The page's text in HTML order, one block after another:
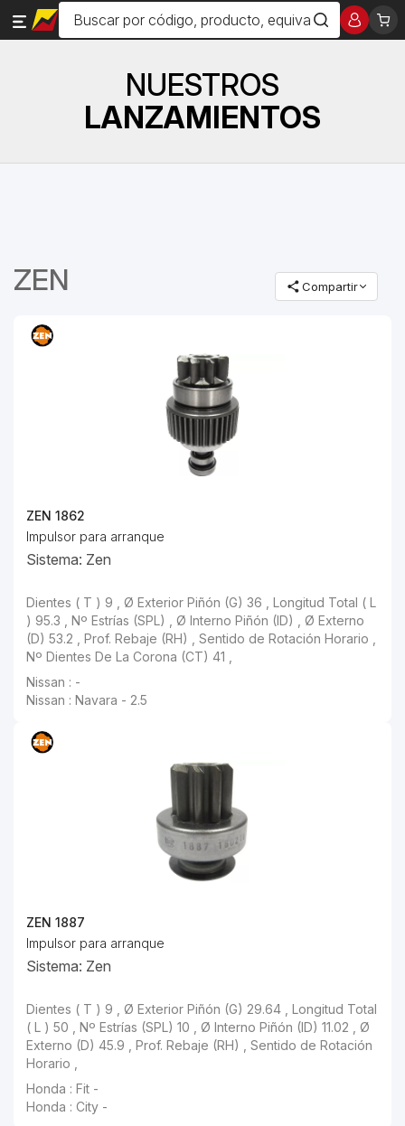
NUESTROS
LANZAMIENTOS
ZEN Compartir
ZEN 1862
Impulsor para arranque
Sistema: Zen
Dientes ( T ) 9 , Ø Exterior Piñón (G) 36 , Longitud Total ( L
) 95.3 , Nº Estrías (SPL) , Ø Interno Piñón (ID) , Ø Externo
(D) 53.2 , Prof. Rebaje (RH) , Sentido de Rotación Horario ,
Nº Dientes De La Corona (CT) 41 ,
Nissan : -
Nissan : Navara - 2.5
ZEN 1887
Impulsor para arranque
Sistema: Zen
Dientes ( T ) 9 , Ø Exterior Piñón (G) 29.64 , Longitud Total
( L ) 50 , Nº Estrías (SPL) 10 , Ø Interno Piñón (ID) 11.02 , Ø
Externo (D) 45.9 , Prof. Rebaje (RH) , Sentido de Rotación
Horario ,
Honda : Fit -
Honda : City -